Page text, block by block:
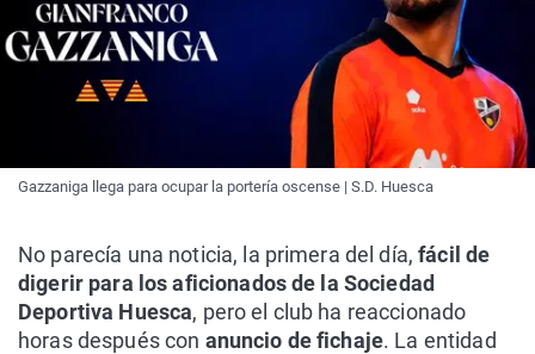
Gazzaniga llega para ocupar la portería oscense | S.D. Huesca
No parecía una noticia, la primera del día,fácil de
digerir para los aficionados de la Sociedad
Deportiva Huesca, pero el club ha reaccionado
horas después con anuncio de fichaje. La entidad